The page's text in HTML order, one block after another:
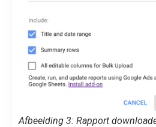
Afbeelding 3: Rapport